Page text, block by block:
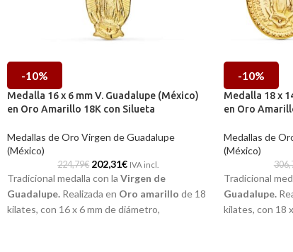
-10%
Medalla 16 x 6 mm V. Guadalupe (México)
en Oro Amarillo 18K con Silueta
Medallas de Oro Virgen de Guadalupe
(México)
224,79€ 202,31€ IVA incl.
Tradicional medalla con la Virgen de
Guadalupe. Realizada en Oro amarillo de 18
kilates, con 16 x 6 mm de diámetro,
-10%
Medalla 18 x
en Oro
Medallas de
(México)
Tradicional
Guadalupe.
kilates, con 18